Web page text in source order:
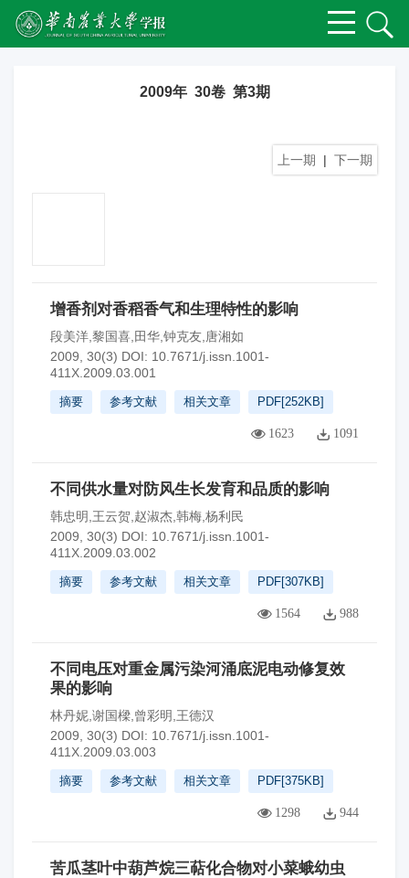
2009年 30卷 第3期
上一期 | 下一期
增香剂对香稻香气和生理特性的影响
段美洋,黎国喜,田华,钟克友,唐湘如
2009, 30(3) DOI: 10.7671/j.issn.1001-
411X.2009.03.001
摘要 参考文献 相关文章 PDF[252KB]
1623 1091
不同供水量对防风生长发育和品质的影响
韩忠明,王云贺,赵淑杰,韩梅,杨利民
2009, 30(3) DOI: 10.7671/j.issn.1001-
411X.2009.03.002
摘要 参考文献 相关文章 PDF[307KB]
1564 988
不同电压对重金属污染河涌底泥电动修复效
果的影响
林丹妮,谢国樑,曾彩明,王德汉
2009, 30(3) DOI: 10.7671/j.issn.1001-
411X.2009.03.003
摘要 参考文献 相关文章 PDF[375KB]
1298 944
苦瓜茎叶中葫芦烷三萜化合物对小菜蛾幼虫